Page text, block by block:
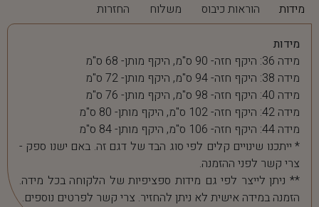
מידות הוראות כיבוס משלוח החזרות
מידות
מידה 36: היקף חזה- 90 ס"מ, היקף מותן- 68 ס"מ
מידה 38: היקף חזה- 94 ס"מ, היקף מותן- 72 ס"מ
מידה 40: היקף חזה- 98 ס"מ, היקף מותן- 76 ס"מ
מידה 42: היקף חזה- 102 ס"מ, היקף מותן- 80 ס"מ
מידה 44: היקף חזה- 106 ס"מ, היקף מותן- 84 ס"מ
* ייתכנו שינויים קלים לפי סוג הבד של דגם זה. באם ישנו ספק -
צרי קשר לפני ההזמנה.
** ניתן לייצר לפי גם מידות ספציפיות של הלקוחה בכל מידה.
הזמנה במידה אישית לא ניתן להחזיר. צרי קשר לפרטים נוספים.